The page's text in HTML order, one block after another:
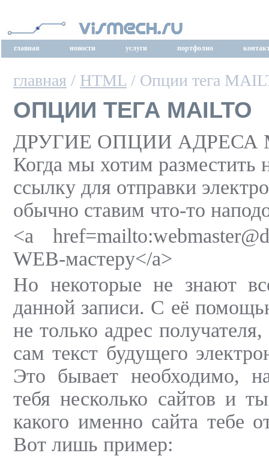
главная новости услуги портфолио
главная / HTML / Опции тега
ОПЦИИ ТЕГА MAILTO
ДРУГИЕ ОПЦИИ АДРЕСА
Когда мы хотим разместить
ссылку для отправки
обычно ставим что-то
<a
WEB-мастеру</a>
Но некоторые не знают
данной записи. С её
не только адрес
сам текст будущего
Это бывает необходимо,
тебя несколько сайтов и
какого именно сайта тебе
Вот лишь пример: